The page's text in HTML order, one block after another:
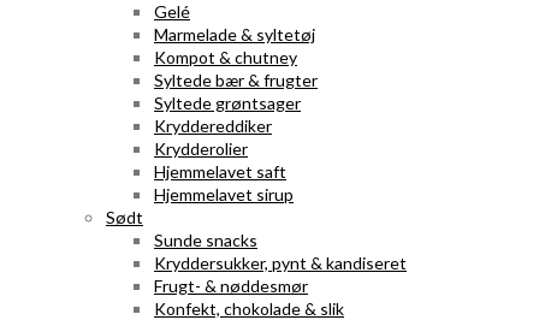
Gelé
Marmelade & syltetøj
Kompot & chutney
Syltede bær & frugter
Syltede grøntsager
Kryddereddiker
Krydderolier
Hjemmelavet saft
Hjemmelavet sirup
Sødt
Sunde snacks
Kryddersukker, pynt & kandiseret
Frugt- & nøddesmør
Konfekt, chokolade & slik